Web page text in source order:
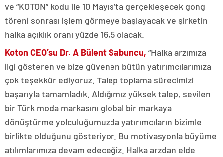
ve “KOTON” kodu ile 10 Mayıs’ta gerçekleşecek gong
töreni sonrası işlem görmeye başlayacak ve şirketin
halka açıklık oranı yüzde 16,5 olacak.
Koton CEO’su Dr. A Bülent Sabuncu, “Halka arzımıza
ilgi gösteren ve bize güvenen bütün yatırımcılarımıza
çok teşekkür ediyoruz. Talep toplama sürecimizi
başarıyla tamamladık. Aldığımız yüksek talep, sevilen
bir Türk moda markasını global bir markaya
dönüştürme yolculuğumuzda yatırımcıların bizimle
birlikte olduğunu gösteriyor. Bu motivasyonla büyüme
atılımlarımıza devam edeceğiz. Halka arzdan elde